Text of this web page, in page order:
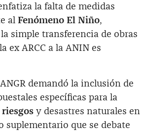
la falta de medidas
al Fenómeno El Niño,
simple transferencia de obras
ex ARCC a la ANIN es
demandó la inclusión de
específicas para la
y desastres naturales en
suplementario que se debate